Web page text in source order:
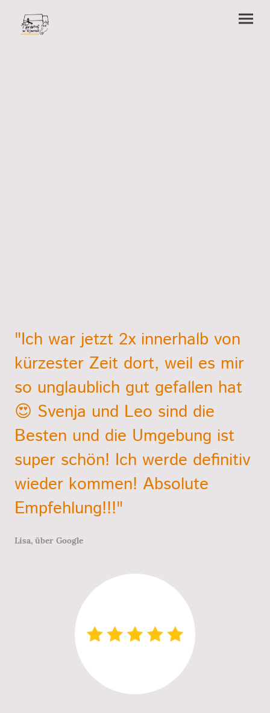
"Ich war jetzt 2x innerhalb von
kürzester Zeit dort, weil es mir
so unglaublich gut gefallen hat
😍 Svenja und Leo sind die
Besten und die Umgebung ist
super schön! Ich werde definitiv
wieder kommen! Absolute
Empfehlung!!!"
Lisa, über Google